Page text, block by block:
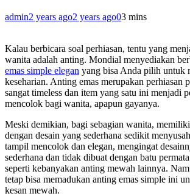
admin2 years ago2 years ago03 mins
Kalau berbicara soal perhiasan, tentu yang
wanita adalah anting. Mondial menyediakan
emas simple elegan yang bisa Anda pilih untuk
keseharian. Anting emas merupakan perhiasan
sangat timeless dan item yang satu ini menjadi
mencolok bagi wanita, apapun gayanya.
Meski demikian, bagi sebagian wanita,
dengan desain yang sederhana sedikit
tampil mencolok dan elegan, mengingat
sederhana dan tidak dibuat dengan batu
seperti kebanyakan anting mewah lainnya.
tetap bisa memadukan anting emas simple ini
kesan mewah.